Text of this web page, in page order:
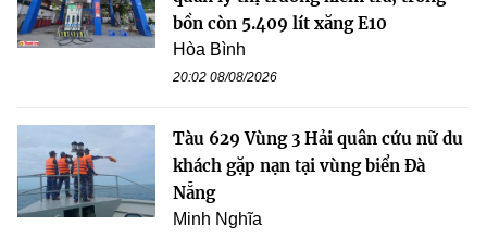
bồn còn 5.409 lít xăng E10
Hòa Bình
20:02 08/08/2026
Tàu 629 Vùng 3 Hải quân cứu nữ du
khách gặp nạn tại vùng biển Đà
Nẵng
Minh Nghĩa